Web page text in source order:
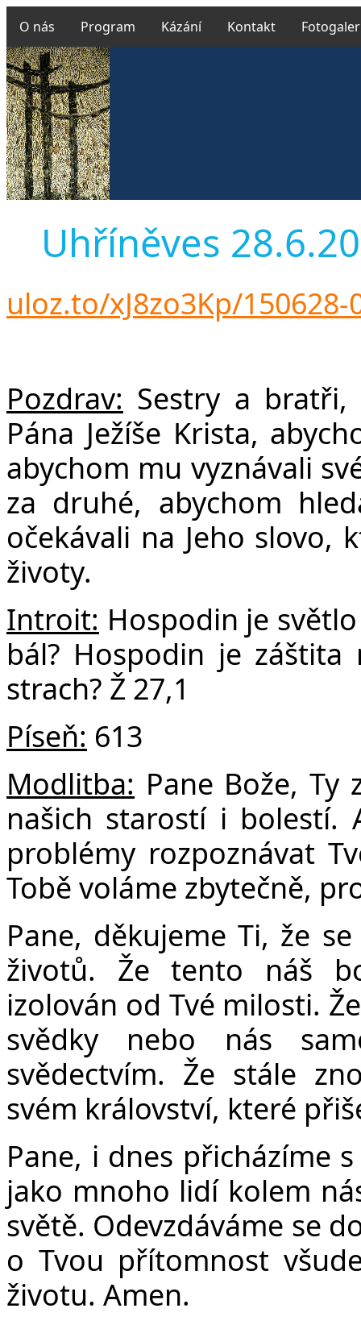
O nás Program Kázání Kontakt
Uhříněves
uloz.to/xJ8zo3Kp/150628-
Pozdrav: Sestry a bratři,
Pána Ježíše Krista,
abychom mu vyznávali
za druhé, abychom
očekávali na Jeho slovo,
životy.
Introit: Hospodin je
bál? Hospodin je
strach? Ž 27,1
Píseň: 613
Modlitba: Pane Bože,
našich starostí i bolestí.
problémy rozpoznávat
Tobě voláme zbytečně,
Pane, děkujeme Ti, že
životů. Že tento náš
izolován od Tvé milosti.
svědky nebo nás
svědectvím. Že stále
svém království, které
Pane, i dnes přicházíme
jako mnoho lidí kolem
světě. Odevzdáváme se
o Tvou přítomnost
životu. Amen.